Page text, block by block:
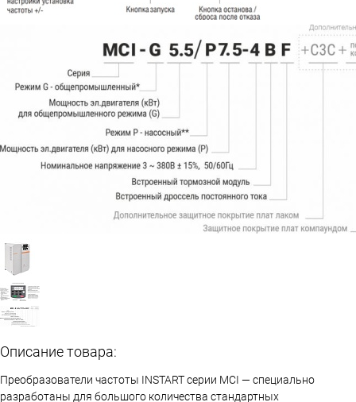
Описание товара:
Преобразователи частоты INSTART серии МCI — специально
разработаны для большого количества стандартных